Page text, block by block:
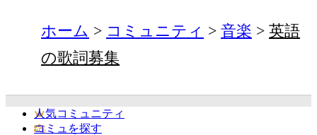
ホーム コミュニティ 音楽
英語
の歌詞募集
人気コミュニティ
コミュを探す